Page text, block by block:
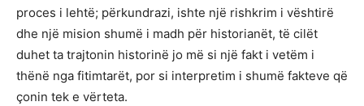
proces i lehtë; përkundrazi, ishte një rishkrim i vështirë
dhe një mision shumë i madh për historianët, të cilët
duhet ta trajtonin historinë jo më si një fakt i vetëm i
thënë nga fitimtarët, por si interpretim i shumë fakteve që
çonin tek e vërteta.